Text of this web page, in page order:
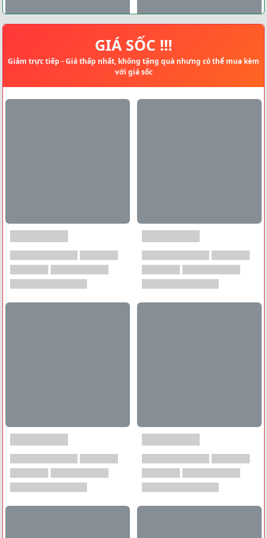
GIÁ SỐC !!!
Giảm trực tiếp - Giá thấp nhất, không tặng quà nhưng có thể mua kèm
với giá sốc